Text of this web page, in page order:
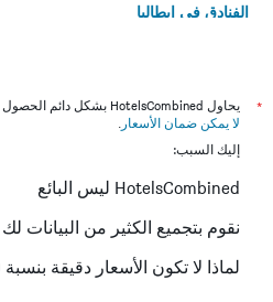
الفنادق في إيطاليا
*
يحاول HotelsCombined بشكل دائم الحصول على الأسعار الدقيقة، ولكن
لا يمكن ضمان الأسعار .
إليك السبب:
HotelsCombined ليس البائع
نقوم بتجميع الكثير من البيانات لك
لماذا لا تكون الأسعار دقيقة بنسبة 100٪؟